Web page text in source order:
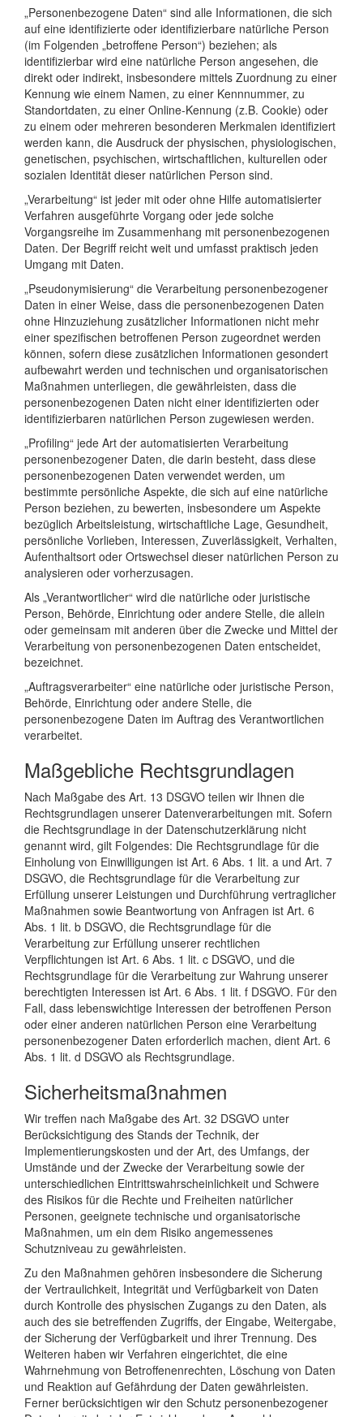
„Personenbezogene Daten“ sind alle Informationen, die sich
auf eine identifizierte oder identifizierbare natürliche Person
(im Folgenden „betroffene Person“) beziehen; als
identifizierbar wird eine natürliche Person angesehen, die
direkt oder indirekt, insbesondere mittels Zuordnung zu einer
Kennung wie einem Namen, zu einer Kennnummer, zu
Standortdaten, zu einer Online-Kennung (z.B. Cookie) oder
zu einem oder mehreren besonderen Merkmalen identifiziert
werden kann, die Ausdruck der physischen, physiologischen,
genetischen, psychischen, wirtschaftlichen, kulturellen oder
sozialen Identität dieser natürlichen Person sind.
„Verarbeitung“ ist jeder mit oder ohne Hilfe automatisierter
Verfahren ausgeführte Vorgang oder jede solche
Vorgangsreihe im Zusammenhang mit personenbezogenen
Daten. Der Begriff reicht weit und umfasst praktisch jeden
Umgang mit Daten.
„Pseudonymisierung“ die Verarbeitung personenbezogener
Daten in einer Weise, dass die personenbezogenen Daten
ohne Hinzuziehung zusätzlicher Informationen nicht mehr
einer spezifischen betroffenen Person zugeordnet werden
können, sofern diese zusätzlichen Informationen gesondert
aufbewahrt werden und technischen und organisatorischen
Maßnahmen unterliegen, die gewährleisten, dass die
personenbezogenen Daten nicht einer identifizierten oder
identifizierbaren natürlichen Person zugewiesen werden.
„Profiling“ jede Art der automatisierten Verarbeitung
personenbezogener Daten, die darin besteht, dass diese
personenbezogenen Daten verwendet werden, um
bestimmte persönliche Aspekte, die sich auf eine natürliche
Person beziehen, zu bewerten, insbesondere um Aspekte
bezüglich Arbeitsleistung, wirtschaftliche Lage, Gesundheit,
persönliche Vorlieben, Interessen, Zuverlässigkeit, Verhalten,
Aufenthaltsort oder Ortswechsel dieser natürlichen Person zu
analysieren oder vorherzusagen.
Als „Verantwortlicher“ wird die natürliche oder juristische
Person, Behörde, Einrichtung oder andere Stelle, die allein
oder gemeinsam mit anderen über die Zwecke und Mittel der
Verarbeitung von personenbezogenen Daten entscheidet,
bezeichnet.
„Auftragsverarbeiter“ eine natürliche oder juristische Person,
Behörde, Einrichtung oder andere Stelle, die
personenbezogene Daten im Auftrag des Verantwortlichen
verarbeitet.
Maßgebliche Rechtsgrundlagen
Nach Maßgabe des Art. 13 DSGVO teilen wir Ihnen die
Rechtsgrundlagen unserer Datenverarbeitungen mit. Sofern
die Rechtsgrundlage in der Datenschutzerklärung nicht
genannt wird, gilt Folgendes: Die Rechtsgrundlage für die
Einholung von Einwilligungen ist Art. 6 Abs. 1 lit. a und Art. 7
DSGVO, die Rechtsgrundlage für die Verarbeitung zur
Erfüllung unserer Leistungen und Durchführung vertraglicher
Maßnahmen sowie Beantwortung von Anfragen ist Art. 6
Abs. 1 lit. b DSGVO, die Rechtsgrundlage für die
Verarbeitung zur Erfüllung unserer rechtlichen
Verpflichtungen ist Art. 6 Abs. 1 lit. c DSGVO, und die
Rechtsgrundlage für die Verarbeitung zur Wahrung unserer
berechtigten Interessen ist Art. 6 Abs. 1 lit. f DSGVO. Für den
Fall, dass lebenswichtige Interessen der betroffenen Person
oder einer anderen natürlichen Person eine Verarbeitung
personenbezogener Daten erforderlich machen, dient Art. 6
Abs. 1 lit. d DSGVO als Rechtsgrundlage.
Sicherheitsmaßnahmen
Wir treffen nach Maßgabe des Art. 32 DSGVO unter
Berücksichtigung des Stands der Technik, der
Implementierungskosten und der Art, des Umfangs, der
Umstände und der Zwecke der Verarbeitung sowie der
unterschiedlichen Eintrittswahrscheinlichkeit und Schwere
des Risikos für die Rechte und Freiheiten natürlicher
Personen, geeignete technische und organisatorische
Maßnahmen, um ein dem Risiko angemessenes
Schutzniveau zu gewährleisten.
Zu den Maßnahmen gehören insbesondere die Sicherung
der Vertraulichkeit, Integrität und Verfügbarkeit von Daten
durch Kontrolle des physischen Zugangs zu den Daten, als
auch des sie betreffenden Zugriffs, der Eingabe, Weitergabe,
der Sicherung der Verfügbarkeit und ihrer Trennung. Des
Weiteren haben wir Verfahren eingerichtet, die eine
Wahrnehmung von Betroffenenrechten, Löschung von Daten
und Reaktion auf Gefährdung der Daten gewährleisten.
Ferner berücksichtigen wir den Schutz personenbezogener